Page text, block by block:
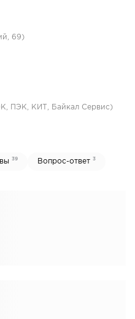
69)
ПЭК, КИТ, Байкал Сервис)
39 Вопрос-ответ 3